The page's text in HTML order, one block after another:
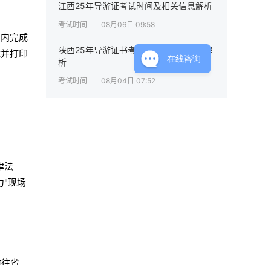
完成
打印
法
"现场
江西25年导游证考试时间及相关信息解析
考试时间 08月06日 09:58
陕西25年导游证书考试时间及相关信息解
析
考试时间 08月04日 07:52
在线咨询